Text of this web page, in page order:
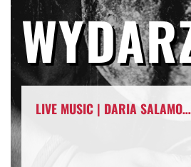
LIVE MUSIC | DARIA SALAMON & ARKADIUSZ NOWIŃSKI